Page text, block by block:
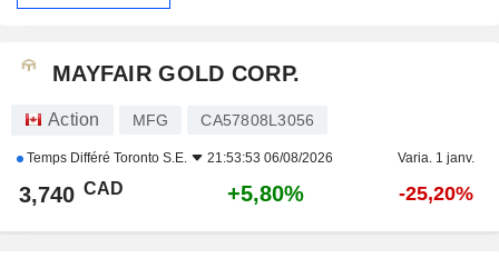
MAYFAIR GOLD CORP.
Action MFG CA57808L3056
Temps Différé Toronto S.E. 21:53:53 06/08/2026 Varia. 1 janv.
3,740 CAD +5,80% -25,20%